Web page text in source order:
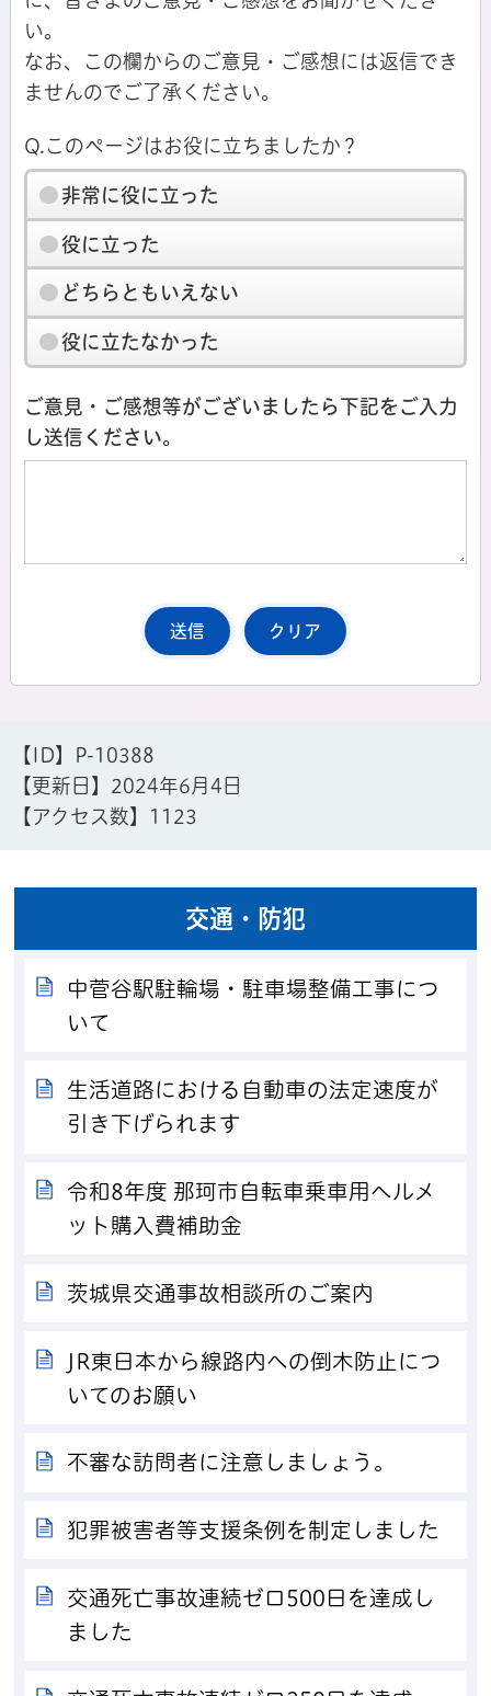
い。
なお、この欄からのご意見・ご感想には返信でき
ませんのでご了承ください。
Q.このページはお役に立ちましたか？
非常に役に立った
役に立った
どちらともいえない
役に立たなかった
ご意見・ご感想等がございましたら下記をご入力
し送信ください。
【ID】
P-10388
【更新日】 2024年6月4日
【アクセス数】
1123
交通・防犯
中菅谷駅駐輪場・駐車場整備工事につ
いて
生活道路における自動車の法定速度が
引き下げられます
令和8年度 那珂市自転車乗車用ヘルメ
ット購入費補助金
茨城県交通事故相談所のご案内
JR東日本から線路内への倒木防止につ
いてのお願い
不審な訪問者に注意しましょう。
犯罪被害者等支援条例を制定しました
交通死亡事故連続ゼロ500日を達成し
ました